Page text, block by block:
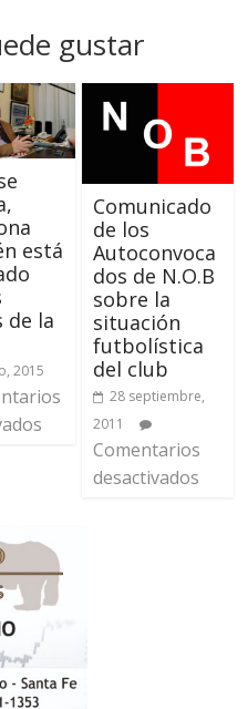
gustar
está
de la
2015
Comunicado
de los
Autoconvoca
dos de N.O.B
sobre la
situación
futbolística
del club
28 septiembre,
2011
Comentarios
desactivados